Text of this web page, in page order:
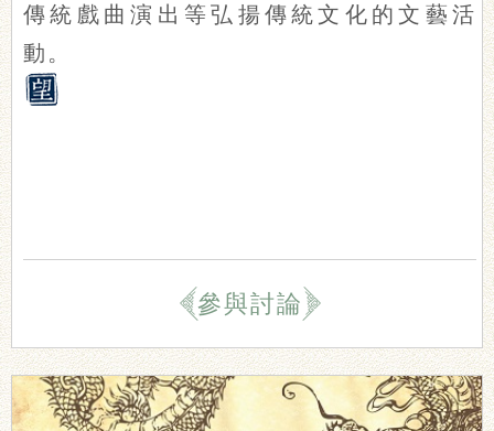
傳統戲曲演出等弘揚傳統文化的文藝活
動。
參與討論